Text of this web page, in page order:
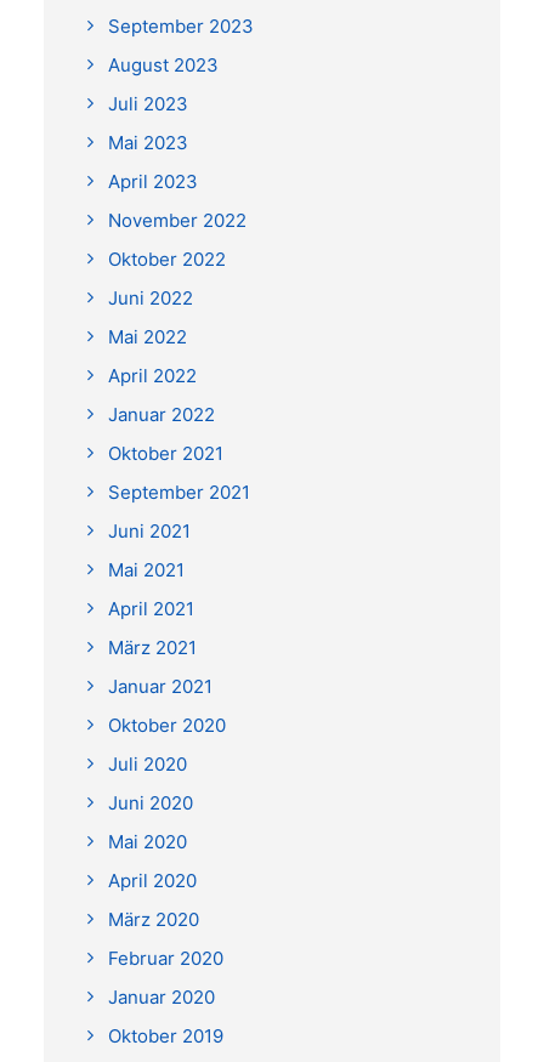
September 2023
August 2023
Juli 2023
Mai 2023
April 2023
November 2022
Oktober 2022
Juni 2022
Mai 2022
April 2022
Januar 2022
Oktober 2021
September 2021
Juni 2021
Mai 2021
April 2021
März 2021
Januar 2021
Oktober 2020
Juli 2020
Juni 2020
Mai 2020
April 2020
März 2020
Februar 2020
Januar 2020
Oktober 2019